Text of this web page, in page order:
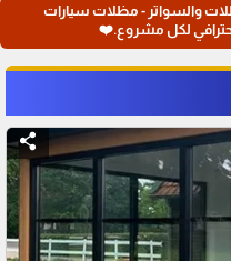
والسواتر - مظلات سيارات
لكل مشروع.❤️